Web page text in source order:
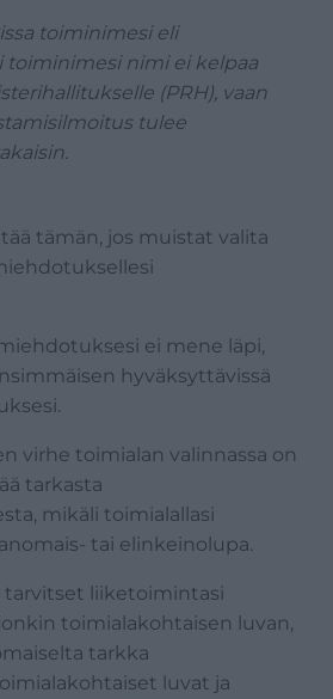
toiminimesi eli
toiminimesi nimi ei kelpaa
(PRH), vaan
tulee
tämän, jos muistat valita
ei mene läpi,
hyväksyttävissä
virhe toimialan valinnassa on
tarkasta
mikäli toimialallasi
tai elinkeinolupa.
tarvitset liiketoimintasi
toimialakohtaisen luvan,
tarkka
luvat ja